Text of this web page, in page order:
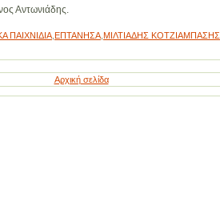
Αντωνιάδης.
ΠΑΙΧΝΙΔΙΑ ΕΠΤΑΝΗΣΑ ΜΙΛΤΙΑΔΗΣ ΚΟΤΖΙΑΜΠΑΣΗΣ
Αρχική σελίδα